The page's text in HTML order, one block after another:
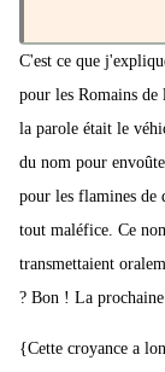
C'est ce que
pour les Romains
la parole était le
du nom pour
pour les flamines de
tout maléfice. Ce
transmettaient
? Bon ! La
{Cette croyance a